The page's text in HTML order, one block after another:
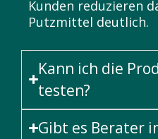
Kunden reduzieren
Putzmittel deutlich.
Kann ich die
testen?
Gibt es Berater